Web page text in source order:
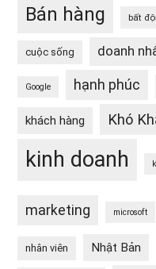
Bán hàng bất
cuộc sống doanh
Google hạnh phúc
khách hàng Khó
kinh doanh
marketing microsoft
nhân viên Nhật Bản